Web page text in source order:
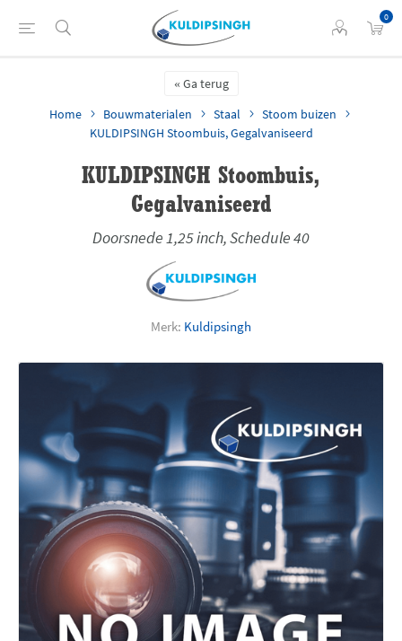
0
Ga terug
Home
Bouwmaterialen Staal
Stoom buizen
KULDIPSINGH Stoombuis, Gegalvaniseerd
KULDIPSINGH Stoombuis,
Gegalvaniseerd
Doorsnede 1,25 inch, Schedule 40
Merk: Kuldipsingh